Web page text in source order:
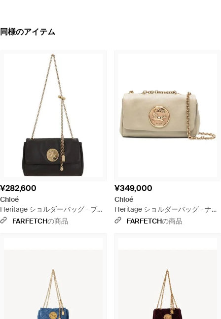
同様のアイテム
¥282,600
Chloé
Heritage ショルダーバッグ - ブラ
ックFARFETCHの商品
¥349,000
Chloé
Heritage ショルダーバッグ - ナチ
ュラルFARFETCHの商品